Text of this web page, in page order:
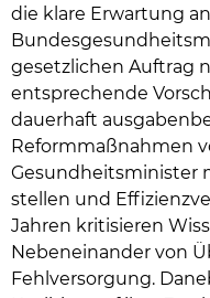
die klare Erwartung
gesetzlichen Auftrag
entsprechende
dauerhaft
Reformmaßnahmen
Gesundheitsminister
stellen und
Jahren kritisieren
Nebeneinander von
Fehlversorgung.